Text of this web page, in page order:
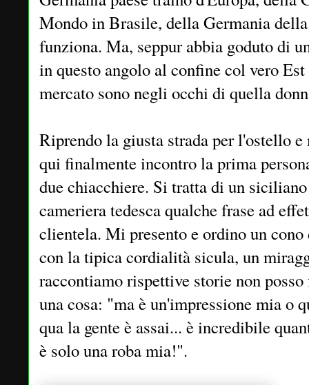
Mondo in Brasile, della Germania
funziona. Ma, seppur abbia goduto di
in questo angolo al confine col vero
mercato sono negli occhi di quella
Riprendo la giusta strada per l'ostello
qui finalmente incontro la prima
due chiacchiere. Si tratta di un
cameriera tedesca qualche frase ad
clientela. Mi presento e ordino un
con la tipica cordialità sicula, un
raccontiamo rispettive storie non
una cosa: "ma è un'impressione mia o
qua la gente è assai... è incredibile
è solo una roba mia!".